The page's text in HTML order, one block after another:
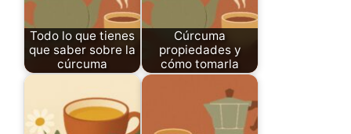
Todo lo que tienes
que saber sobre la
cúrcuma
Cúrcuma
propiedades y
cómo tomarla